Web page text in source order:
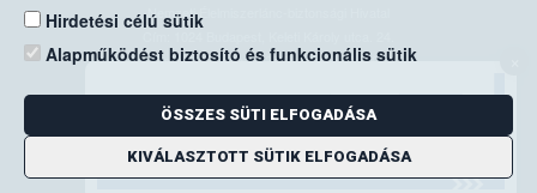
Hirdetési célú sütik
Alapműködést biztosító és funkcionális sütik
ÖSSZES SÜTI ELFOGADÁSA
KIVÁLASZTOTT SÜTIK ELFOGADÁSA
Nemzeti Élelmiszerlánc-biztonsági Hivatal
Levelezési cím: 1525 Budapest. Pf. 30.
E-mail:ugyfelszolgalat@nebih.gov.hu
Zöld szám: 06-80/263-244
Telefon: 06-1/ 336-9000